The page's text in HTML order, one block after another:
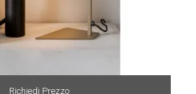
Richiedi Prezzo